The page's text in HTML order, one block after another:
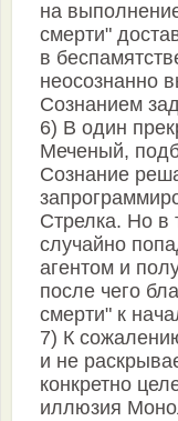
на
смерти"
в
неосознанно
Сознанием
6) В один
Меченый,
Сознание
Стрелка. Но в
случайно
агентом и
после чего
смерти" к
7) К
и не
конкретно
иллюзия